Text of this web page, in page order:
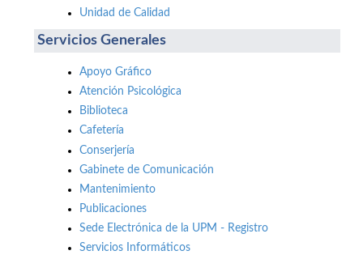
Unidad de Calidad
Servicios Generales
Apoyo Gráfico
Atención Psicológica
Biblioteca
Cafetería
Conserjería
Gabinete de Comunicación
Mantenimiento
Publicaciones
Sede Electrónica de la UPM - Registro
Servicios Informáticos